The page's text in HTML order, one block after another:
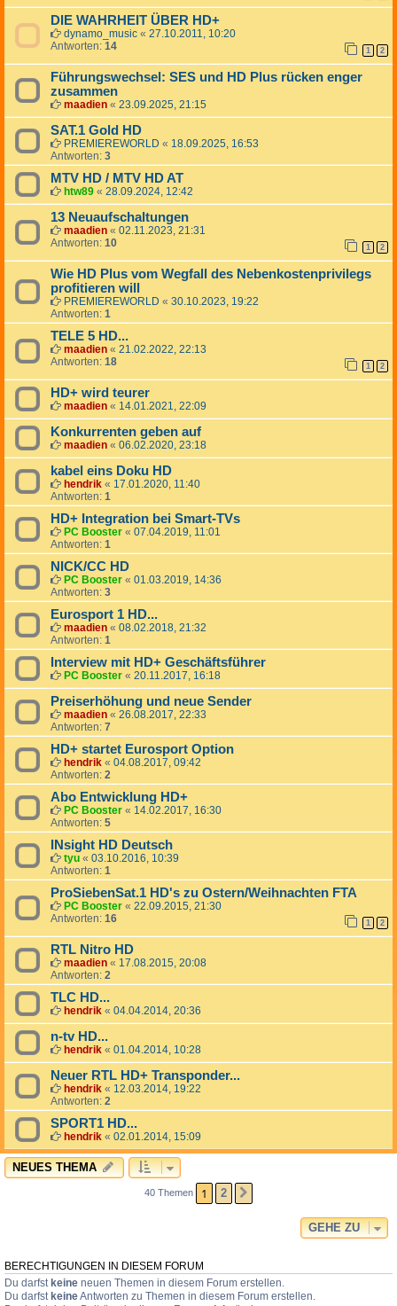
DIE WAHRHEIT ÜBER HD+
dynamo_music « 27.10.2011, 10:20
Antworten: 14 1 2
Führungswechsel: SES und HD Plus rücken enger
zusammen
maadien « 23.09.2025, 21:15
SAT.1 Gold HD
PREMIEREWORLD « 18.09.2025, 16:53
Antworten: 3
MTV HD / MTV HD AT
htw89 « 28.09.2024, 12:42
13 Neuaufschaltungen
maadien « 02.11.2023, 21:31
Antworten: 10 1 2
Wie HD Plus vom Wegfall des Nebenkostenprivilegs
profitieren will
PREMIEREWORLD « 30.10.2023, 19:22
Antworten: 1
TELE 5 HD...
maadien « 21.02.2022, 22:13
Antworten: 18 1 2
HD+ wird teurer
maadien « 14.01.2021, 22:09
Konkurrenten geben auf
maadien « 06.02.2020, 23:18
kabel eins Doku HD
hendrik « 17.01.2020, 11:40
Antworten: 1
HD+ Integration bei Smart-TVs
PC Booster « 07.04.2019, 11:01
Antworten: 1
NICK/CC HD
PC Booster « 01.03.2019, 14:36
Antworten: 3
Eurosport 1 HD...
maadien « 08.02.2018, 21:32
Antworten: 1
Interview mit HD+ Geschäftsführer
PC Booster « 20.11.2017, 16:18
Preiserhöhung und neue Sender
maadien « 26.08.2017, 22:33
Antworten: 7
HD+ startet Eurosport Option
hendrik « 04.08.2017, 09:42
Antworten: 2
Abo Entwicklung HD+
PC Booster « 14.02.2017, 16:30
Antworten: 5
INsight HD Deutsch
tyu « 03.10.2016, 10:39
Antworten: 1
ProSiebenSat.1 HD's zu Ostern/Weihnachten FTA
PC Booster « 22.09.2015, 21:30
Antworten: 16 1 2
RTL Nitro HD
maadien « 17.08.2015, 20:08
Antworten: 2
TLC HD...
hendrik « 04.04.2014, 20:36
n-tv HD...
hendrik « 01.04.2014, 10:28
Neuer RTL HD+ Transponder...
hendrik « 12.03.2014, 19:22
Antworten: 2
SPORT1 HD...
hendrik « 02.01.2014, 15:09
NEUES THEMA
40 Themen 1 2
GEHE ZU
BERECHTIGUNGEN IN DIESEM FORUM
Du darfst keine neuen Themen in diesem Forum erstellen.
Du darfst keineAntworten zu Themen in diesem Forum erstellen.